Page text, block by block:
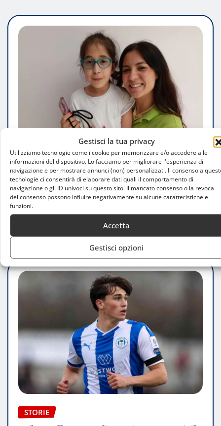
Gestisci la tua privacy
Utilizziamo tecnologie come i cookie per memorizzare e/o accedere alle
informazioni del dispositivo. Lo facciamo per migliorare l'esperienza di
navigazione e per mostrare annunci (non) personalizzati. Il consenso a
tecnologie ci consentirà di elaborare dati quali il comportamento di
navigazione o gli ID univoci su questo sito. Il mancato consenso o la revoca
del consenso possono influire negativamente su alcune caratteristiche e
funzioni.
Accetta
Gestisci opzioni
STORIE
Judo, la storia di Sofia De Matteis
dedicata al suo istruttore che non c’è più
Giu 4, 2026
STORIE